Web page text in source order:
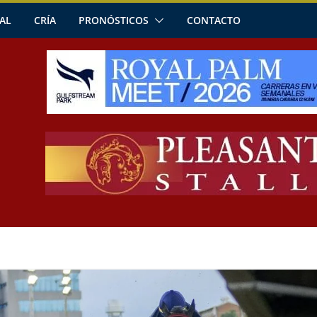
CRÍA PRONÓSTICOS CONTACTO